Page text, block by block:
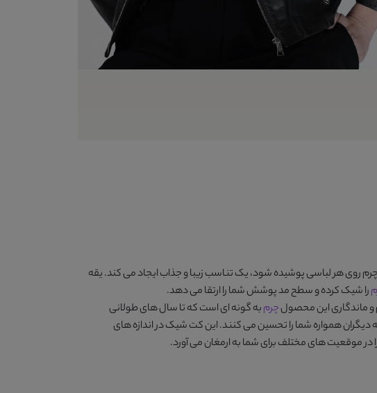
هر لباسی پوشیده شود، یک تناسب زیبا و جذاب ایجاد می کند. یقه
را شیک کرده و سطح مد پوشش شما را ارتقا می دهد.
و ماندگاری این محصولچرمبه گونه ای است که تا سال های طولانی
همواره شما را تحسین می کنند. این کت شیک در اندازه های
در موقعیت های مختلف برای شما به ارمغان می آورد.